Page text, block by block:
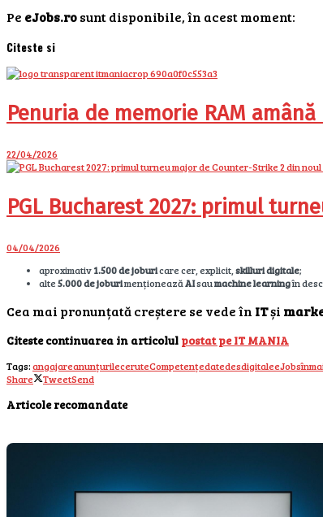
Pe eJobs.rosunt disponibile, în acest moment:
Citeste si
Penuria de memorie RAM
22/04/2026
PGL Bucharest 2027: primul
04/04/2026
aproximativ1.500 de joburicare cer, explicit, skilluri digitale;
alte5.000 de joburimenționeazăAIsaumachine learningîn
Cea mai pronunțată creștere se vede în ITși
Citeste continuarea in articolul postat pe IT MANIA
Tags:angajareanunțurileceruteCompetențedatedesdigitaleeJobsîn
Share
TweetSend
Articole recomandate